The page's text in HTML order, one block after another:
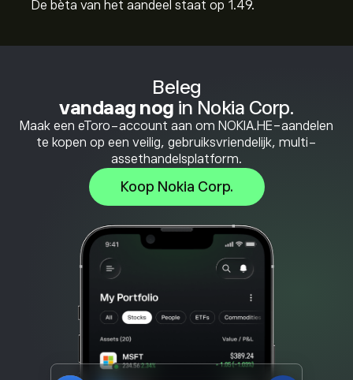
Beleg
vandaag nog in Nokia Corp.
Maak een eToro-account aan om NOKIA.HE-aandelen
te kopen op een veilig, gebruiksvriendelijk, multi-
assethandelsplatform.
Koop Nokia Corp.
De bèta van het aandeel staat op 1.49.